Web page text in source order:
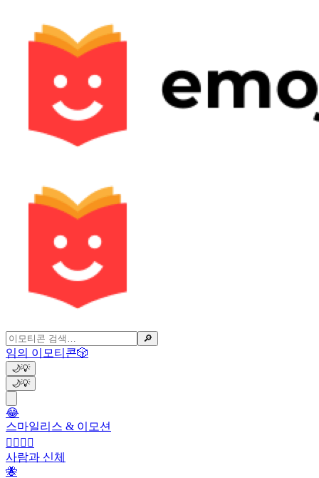
🔎
임의 이모티콘🎲
🌙💡
🌙💡
😂
스마일리스 & 이모션
👩‍❤️‍💋‍👨
사람과 신체
🐝